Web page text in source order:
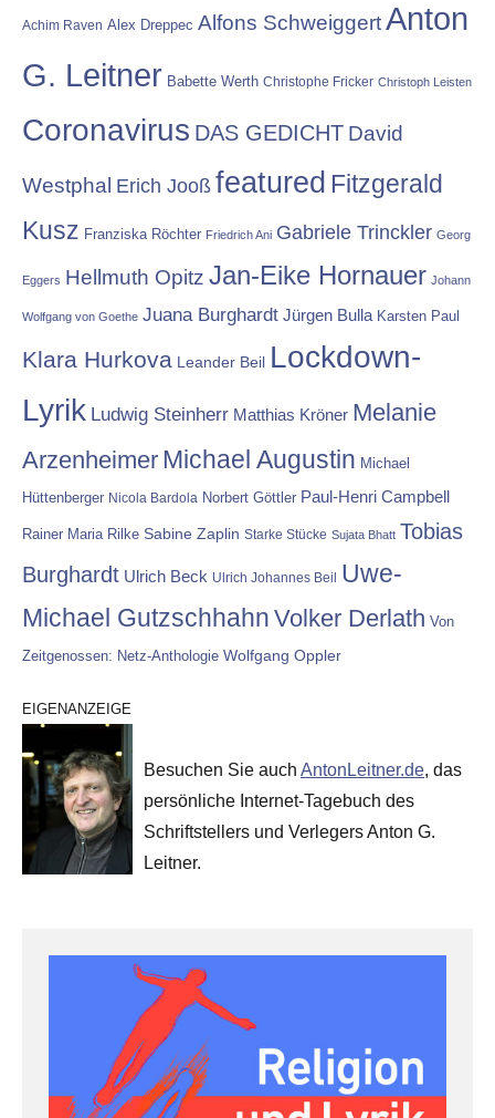
Achim Raven Alex Dreppec Alfons SchweiggertAnton
G. Leitner Babette Werth Christophe Fricker Christoph Leisten
Coronavirus DAS GEDICHT David
Westphal Erich Jooß featured Fitzgerald
Kusz Franziska Röchter Friedrich Ani Gabriele Trinckler Georg
Eggers Hellmuth Opitz Jan-Eike Hornauer Johann
Wolfgang von Goethe Juana Burghardt Jürgen Bulla Karsten Paul
Klara Hurkova Leander Beil Lockdown-
Lyrik Ludwig Steinherr Matthias Kröner Melanie
Arzenheimer Michael Augustin Michael
Hüttenberger Nicola Bardola Norbert Göttler Paul-Henri Campbell
Rainer Maria Rilke Sabine Zaplin Starke Stücke Sujata Bhatt Tobias
Burghardt Ulrich Beck Ulrich Johannes Beil
Uwe-
Michael Gutzschhahn Volker Derlath Von
Zeitgenossen: Netz-Anthologie Wolfgang Oppler
EIGENANZEIGE
Besuchen Sie auch AntonLeitner.de, das
persönliche Internet-Tagebuch des
Schriftstellers und Verlegers Anton G.
Leitner.